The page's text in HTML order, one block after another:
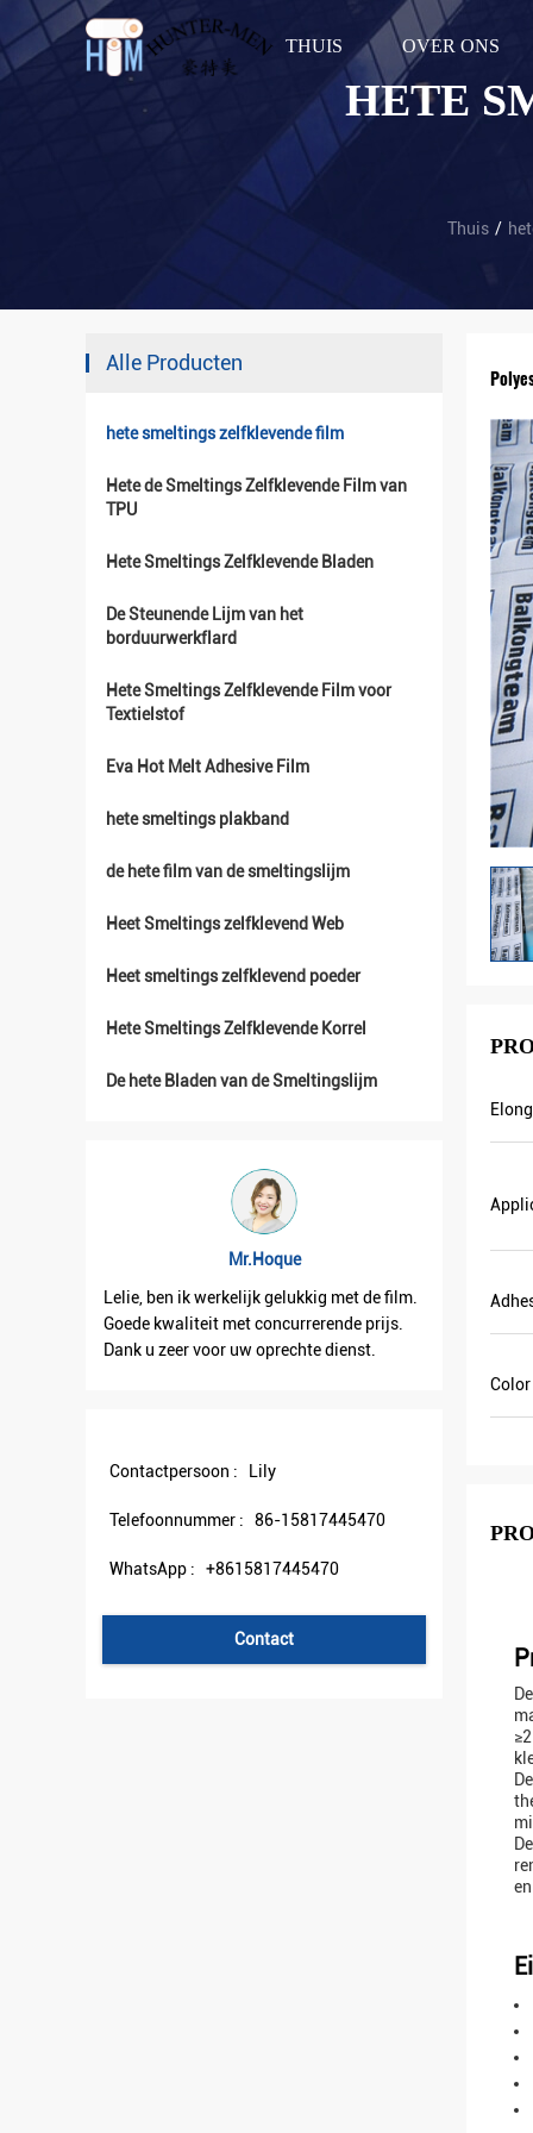
THUIS OVER ONS
HETE
Thuis /
Alle Producten
hete smeltings zelfklevende film
Hete de Smeltings Zelfklevende Film van
TPU
Hete Smeltings Zelfklevende Bladen
De Steunende Lijm van het
borduurwerkflard
Hete Smeltings Zelfklevende Film voor
Textielstof
Eva Hot Melt Adhesive Film
hete smeltings plakband
de hete film van de smeltingslijm
Heet Smeltings zelfklevend Web
Heet smeltings zelfklevend poeder
Hete Smeltings Zelfklevende Korrel
De hete Bladen van de Smeltingslijm
Mr.Hoque
Lelie, ben ik werkelijk gelukkig met de film.
Goede kwaliteit met concurrerende prijs.
Dank u zeer voor uw oprechte dienst.
Lelie,
Contactpersoon : Lily
Telefoonnummer : 86-15817445470
WhatsApp : +8615817445470
Contact
Color